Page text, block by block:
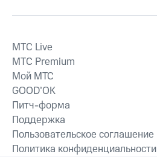
MTС Live
MTС Premium
Мой МТС
GOOD’OK
Питч-форма
Поддержка
Пользовательское соглашение
Политика конфиденциальности